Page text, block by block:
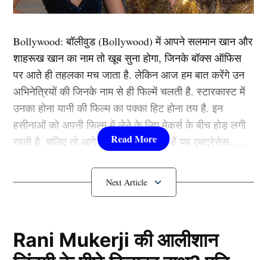
में आंकी जाती है.
Also read…विराट कोहली के नक्शे कदम पर चला ये स्टार
खिलाड़ी, करोड़ों में खरीद डाली अपनी टीम
‘मन्नत’ से लेकर दुबई के विला तक
शाहरुख खान (Shah Rukh khan) का मुंबई स्थित बंगला
‘मन्नत’ ही करोड़ों की कीमत का है और यह मुंबई के सबसे महंगे
घरों में गिना जाता है। इसके अलावा दुबई में उनका पाम जुमेराह
विला है, जिसकी कीमत करीब 100 करोड़ रुपये बताई जाती है।
वहीं लंदन और लॉस एंजिल्स में भी उनके शानदार प्रॉपर्टी कलेक्शन
ब्रांड्स और एंडोर्समेंट्स की कमाई
Bollywood:बॉलीवुड (Bollywood)में आपने सलमान खान और
शाहरूख खान का नाम तो खूब सुना होगा, जिनके बॉक्स ऑफिस
पर आते ही तहलका मच जाता है. लेकिन आज हम बात करेंगे उन
अभिनेत्रियों की जिनके नाम से ही फिल्में चलती है. स्टारकास्ट में
उनका होना यानी की फिल्म का पक्का हिट होना तय है. इन
हसीनाओं को अपनी फिल्म में लेने के लिए मेकर्स के बीच होड़ लगी
रहती है. चलिए तो आगे जानते हैं कौन-कौन हैं यह एक्ट्रेसेस…..
कौन हैंBollywood की यह हसीनाएं?
Padukone)
Rani Mukerji की आलीशान